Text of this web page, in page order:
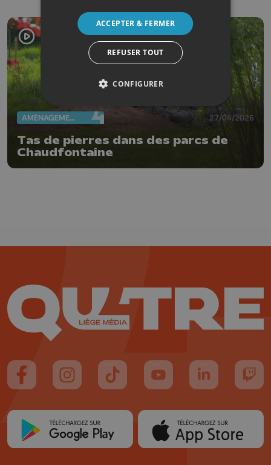
AMÉNAGEMENT DU TERRITOIRE 27/04/2026
Tas de pierres dans des parcs de
Chaudfontaine
Suivez-nous sur FaceBook
Suivez-nous sur Instagram
Suivez-nous sur TikTok
Suivez-nous sur YouTube
Suivez-nous
ACCEPTER & FERMER
REFUSER TOUT
CONFIGURER